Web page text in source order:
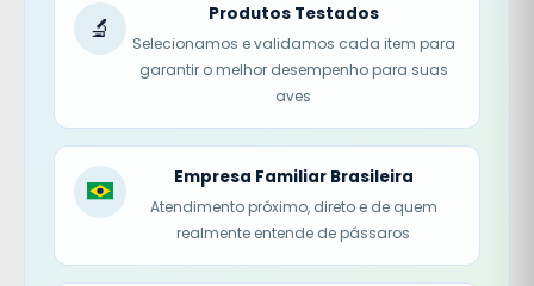
🔬 Produtos Testados
Selecionamos e validamos cada item para
garantir o melhor desempenho para suas
aves
Empresa Familiar Brasileira
Atendimento próximo, direto e de quem
realmente entende de pássaros